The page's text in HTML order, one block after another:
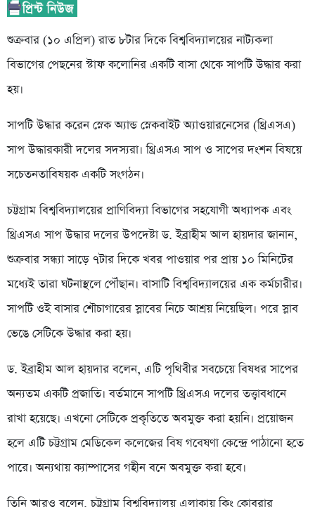
শুক্রবার (১০ এপ্রিল) রাত ৮টার দিকে বিশ্ববিদ্যালয়ের নাট্যকলা
বিভাগের পেছনের স্টাফ কলোনির একটি বাসা থেকে সাপটি উদ্ধার করা
হয়।
সাপটি উদ্ধার করেন স্নেক অ্যান্ড স্নেকবাইট অ্যাওয়ারনেসের (থ্রিএসএ)
সাপ উদ্ধারকারী দলের সদস্যরা। থ্রিএসএ সাপ ও সাপের দংশন বিষয়ে
সচেতনতাবিষয়ক একটি সংগঠন।
চট্টগ্রাম বিশ্ববিদ্যালয়ের প্রাণিবিদ্যা বিভাগের সহযোগী অধ্যাপক এবং
থ্রিএসএ সাপ উদ্ধার দলের উপদেষ্টা ড. ইব্রাহীম আল হায়দার জানান,
শুক্রবার সন্ধ্যা সাড়ে ৭টার দিকে খবর পাওয়ার পর প্রায় ১০ মিনিটের
মধ্যেই তারা ঘটনাস্থলে পৌঁছান। বাসাটি বিশ্ববিদ্যালয়ের এক কর্মচারীর।
সাপটি ওই বাসার শৌচাগারের স্লাবের নিচে আশ্রয় নিয়েছিল। পরে স্লাব
ভেঙে সেটিকে উদ্ধার করা হয়।
ড. ইব্রাহীম আল হায়দার বলেন, এটি পৃথিবীর সবচেয়ে বিষধর সাপের
অন্যতম একটি প্রজাতি। বর্তমানে সাপটি থ্রিএসএ দলের তত্ত্বাবধানে
রাখা হয়েছে। এখনো সেটিকে প্রকৃতিতে অবমুক্ত করা হয়নি। প্রয়োজন
হলে এটি চট্টগ্রাম মেডিকেল কলেজের বিষ গবেষণা কেন্দ্রে পাঠানো হতে
পারে। অন্যথায় ক্যাম্পাসের গহীন বনে অবমুক্ত করা হবে।
তিনি আরও বলেন, চট্টগ্রাম বিশ্ববিদ্যালয় এলাকায় কিং কোবরার